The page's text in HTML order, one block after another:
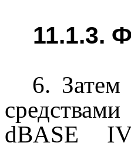
11.1.3.
6. Затем
dBASE